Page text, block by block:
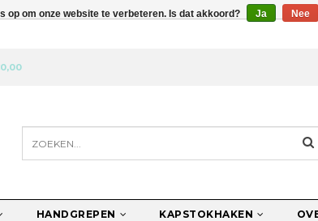
HANDGREPEN KAPSTOKHAKEN
op om onze website te verbeteren. Is dat akkoord? Ja Nee